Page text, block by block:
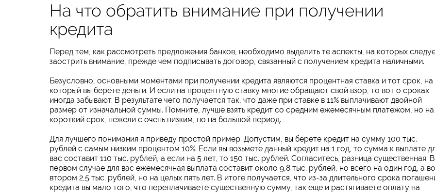
На что обратить внимание при получении
кредита
Перед тем, как рассмотреть предложения банков, необходимо выделить те аспекты, на которых
заострить внимание, прежде чем подписывать договор, связанный с получением кредита наличными.
Безусловно, основными моментами при получении кредита являются процентная ставка и тот срок, на
который вы берете деньги. И если на процентную ставку многие обращают свой взор, то вот о сроках
иногда забывают. В результате чего получается так, что даже при ставке в 11% выплачивают двойной
размер от изначальной суммы. Помните, лучше взять кредит со средним ежемесячным платежом, но на
короткий срок, нежели с очень низким, но на большой период.
Для лучшего понимания я приведу простой пример. Допустим, вы берете кредит на сумму 100 тыс.
рублей с самым низким процентом 10%. Если вы возьмете данный кредит на 1 год, то сумма к выплате
вас составит 110 тыс. рублей, а если на 5 лет, то 150 тыс. рублей. Согласитесь, разница существенная. В
первом случае для вас ежемесячная выплата составит около 9,8 тыс. рублей, но всего на один год, а во
втором 2,5 тыс. рублей, но на целых пять лет. В итоге получается, что из-за длительного срока
кредита вы мало того, что переплачиваете существенную сумму, так еще и растягиваете оплату на